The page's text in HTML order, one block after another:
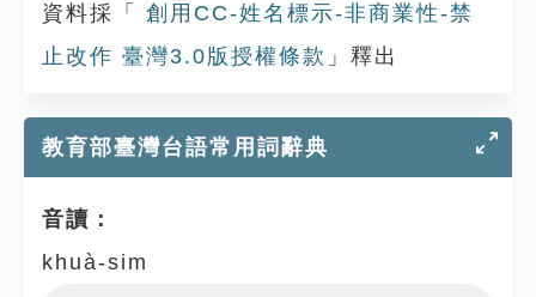
資料採「
創用CC-姓名標示-非商業性-禁
止改作 臺灣3.0版授權條款 」釋出
教育部臺灣台語常用詞辭典
音讀：
khuà-sim